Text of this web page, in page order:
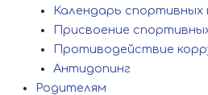
Календарь спортивных
Присвоение
Противодействие
Антидопинг
Родителям